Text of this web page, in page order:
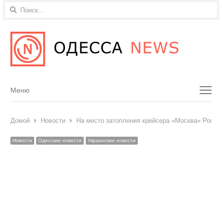
Найти:
Menu
Меню
Домой Новости На место затопления крейсера «Москва»
Новости Одесские новости Украинские новости